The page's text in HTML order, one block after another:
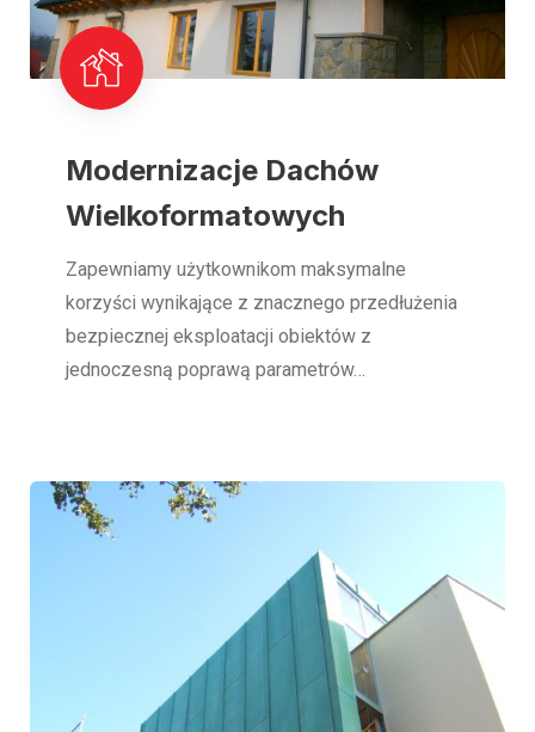
Modernizacje Dachów
Wielkoformatowych
Zapewniamy użytkownikom maksymalne
korzyści wynikające z znacznego przedłużenia
bezpiecznej eksploatacji obiektów z
jednoczesną poprawą parametrów…